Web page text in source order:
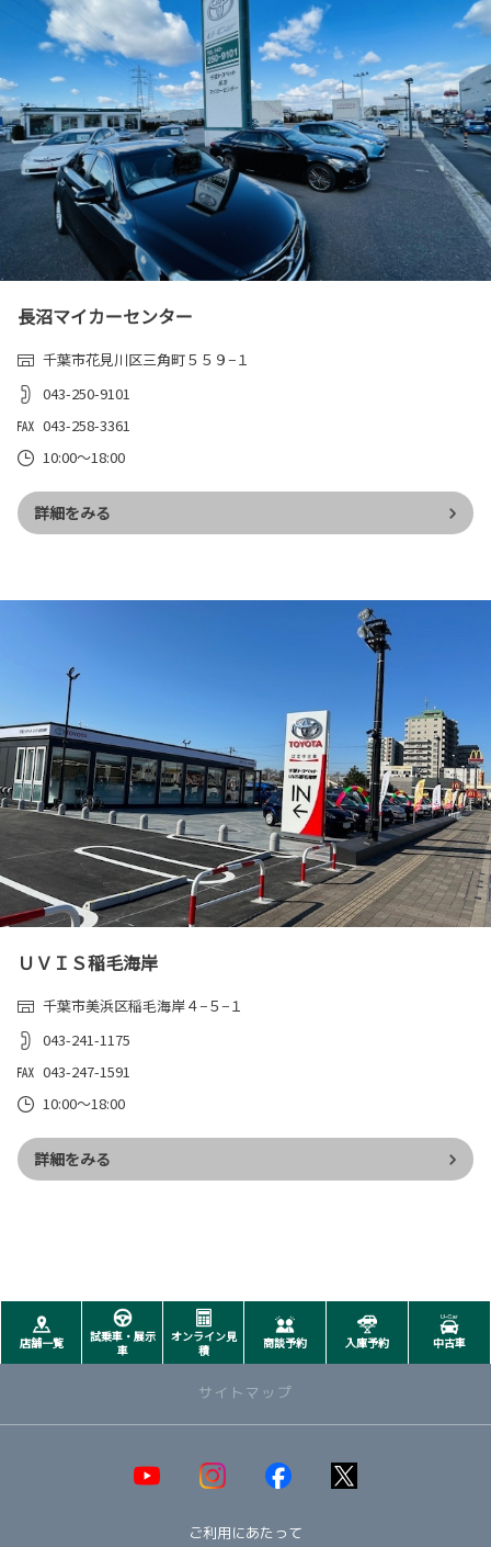
長沼マイカーセンター
千葉市花見川区三角町５５９−１
043-250-9101
043-258-3361
10:00～18:00
詳細をみる
ＵＶＩＳ稲毛海岸
千葉市美浜区稲毛海岸４−５−１
043-241-1175
043-247-1591
10:00～18:00
詳細をみる
店舗一覧
試乗車・展示
車
オンライン見
積
商談予約 入庫予約 中古車
サイトマップ
ご利用にあたって